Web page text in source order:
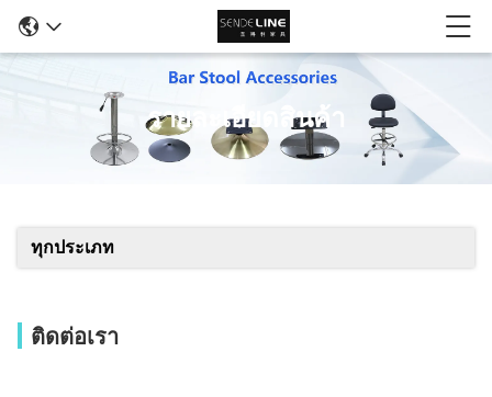
รายละเอียดสินค้า
ทุกประเภท
ติดต่อเรา